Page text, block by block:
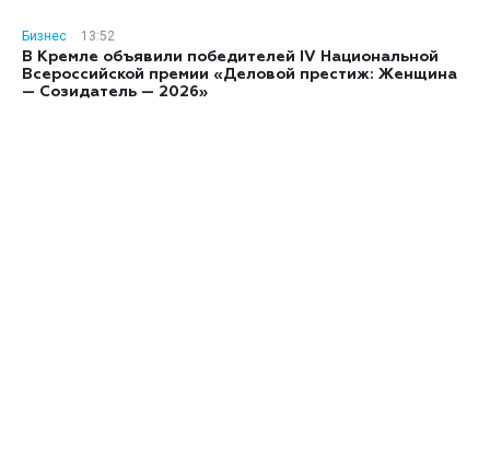
Бизнес
13:52
В Кремле объявили победителей IV Национальной
Всероссийской премии «Деловой престиж: Женщина
— Созидатель — 2026»